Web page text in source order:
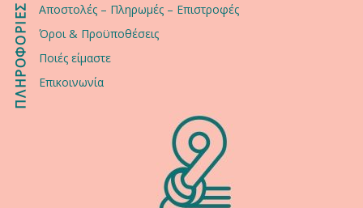
ΠΛΗΡΟΦΟΡΙΕΣ
Αποστολές – Πληρωμές – Επιστροφές
Όροι & Προϋποθέσεις
Ποιές είμαστε
Επικοινωνία